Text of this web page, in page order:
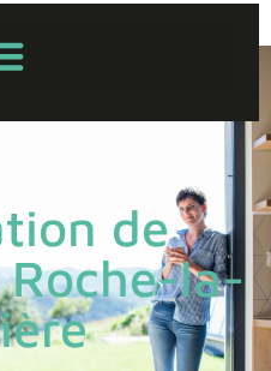
de
la-